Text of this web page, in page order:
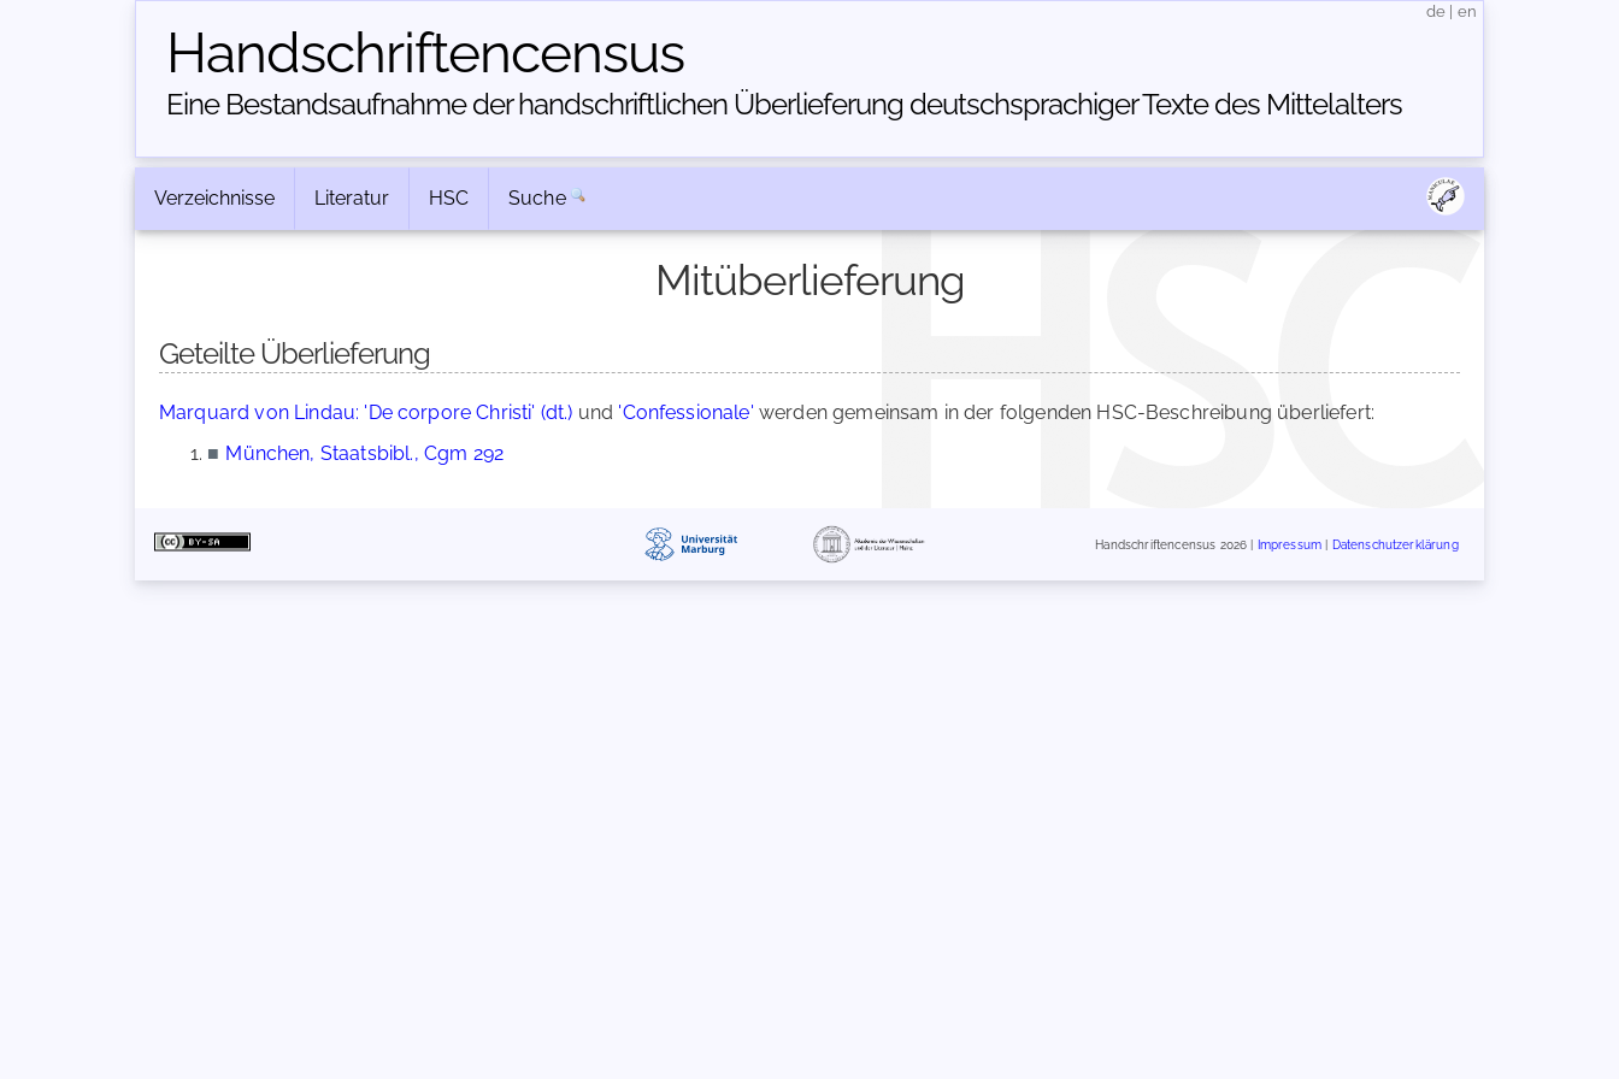
Handschriften­census
Eine Bestandsaufnahme der handschriftlichen Über­lieferung deutschsprachiger Texte des Mittelalters
de en
Verzeichnisse Literatur HSC Suche
Mitüberlieferung
Geteilte Überlieferung
Marquard von Lindau: 'De corpore Christi' (dt.) und 'Confessionale' werden gemeinsam in der folgenden HSC-Beschreibung überliefert:
■ München, Staatsbibl., Cgm 292
Handschriftencensus 2026 | Impressum Datenschutzerklärung